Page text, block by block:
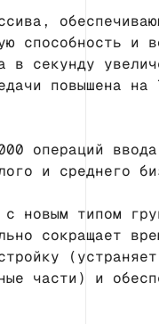
способность и
в секунду
повышена
операций
и среднего
новым типом
сокращает
части) и